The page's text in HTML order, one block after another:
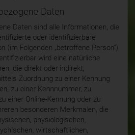
Daten
Daten sind alle Informationen, die
oder identifizierbare
(im Folgenden „betroffene Person“)
wird eine natürliche
die direkt oder indirekt,
Zuordnung zu einer Kennung
zu einer Kennnummer, zu
einer Online-Kennung oder zu
besonderen Merkmalen, die
physiologischen,
wirtschaftlichen,